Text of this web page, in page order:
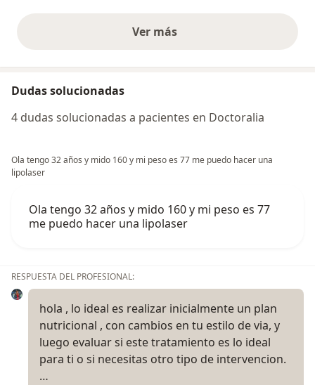
Ver másopiniones anteriores
Dudas solucionadas
4 dudas solucionadas a pacientes en Doctoralia
Ola tengo 32 años y mido 160 y mi peso es 77 me puedo hacer una
lipolaser
Ola tengo 32 años y mido 160 y mi peso es 77
me puedo hacer una lipolaser
RESPUESTA DEL PROFESIONAL:
hola , lo ideal es realizar inicialmente un plan
nutricional , con cambios en tu estilo de via, y
luego evaluar si este tratamiento es lo ideal
para ti o si necesitas otro tipo de intervencion.
…